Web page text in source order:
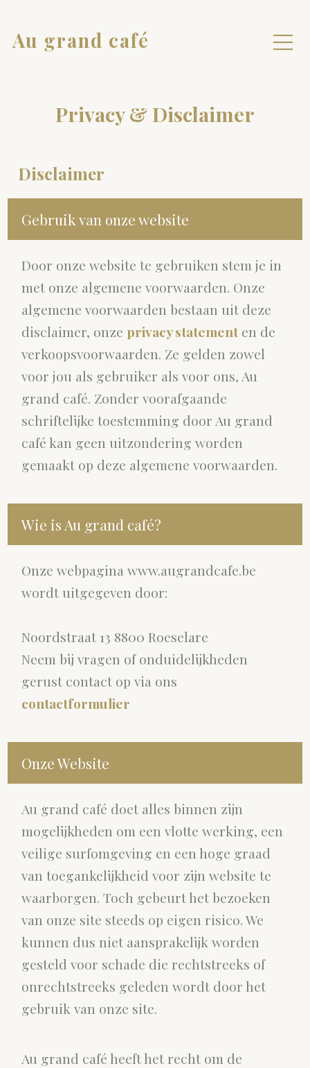
Au grand café
Privacy & Disclaimer
Disclaimer
Gebruik van onze website
Door onze website te gebruiken stem je in
met onze algemene voorwaarden. Onze
algemene voorwaarden bestaan uit deze
disclaimer, onze privacy statement en de
verkoopsvoorwaarden. Ze gelden zowel
voor jou als gebruiker als voor ons, Au
grand café. Zonder voorafgaande
schriftelijke toestemming door Au grand
café kan geen uitzondering worden
gemaakt op deze algemene voorwaarden.
Wie is Au grand café?
Onze webpagina www.augrandcafe.be
wordt uitgegeven door:
Noordstraat 13 8800 Roeselare
Neem bij vragen of onduidelijkheden
gerust contact op via ons
contactformulier
Onze Website
Au grand café doet alles binnen zijn
mogelijkheden om een vlotte werking, een
veilige surfomgeving en een hoge graad
van toegankelijkheid voor zijn website te
waarborgen. Toch gebeurt het bezoeken
van onze site steeds op eigen risico. We
kunnen dus niet aansprakelijk worden
gesteld voor schade die rechtstreeks of
onrechtstreeks geleden wordt door het
gebruik van onze site.
Au grand café heeft het recht om de